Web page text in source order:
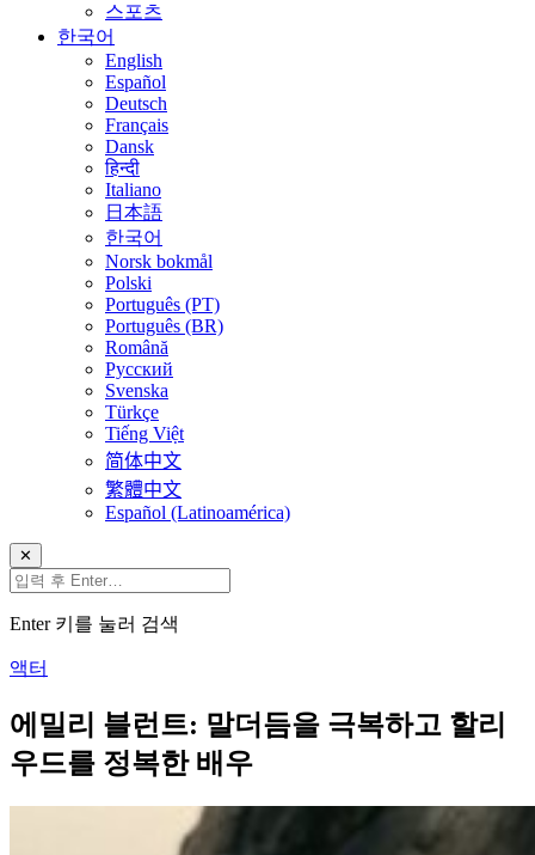
스포츠
한국어
English
Español
Deutsch
Français
Dansk
हिन्दी
Italiano
日本語
한국어
Norsk bokmål
Polski
Português (PT)
Português (BR)
Română
Русский
Svenska
Türkçe
Tiếng Việt
简体中文
繁體中文
Español (Latinoamérica)
✕
Enter 키를 눌러 검색
액터
에밀리 블런트: 말더듬을 극복하고 할리
우드를 정복한 배우